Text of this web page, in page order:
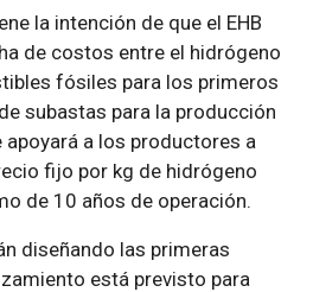
la intención de que el EHB
de costos entre el hidrógeno
fósiles para los primeros
subastas para la producción
a los productores a
fijo por kg de hidrógeno
de 10 años de operación.
diseñando las primeras
está previsto para